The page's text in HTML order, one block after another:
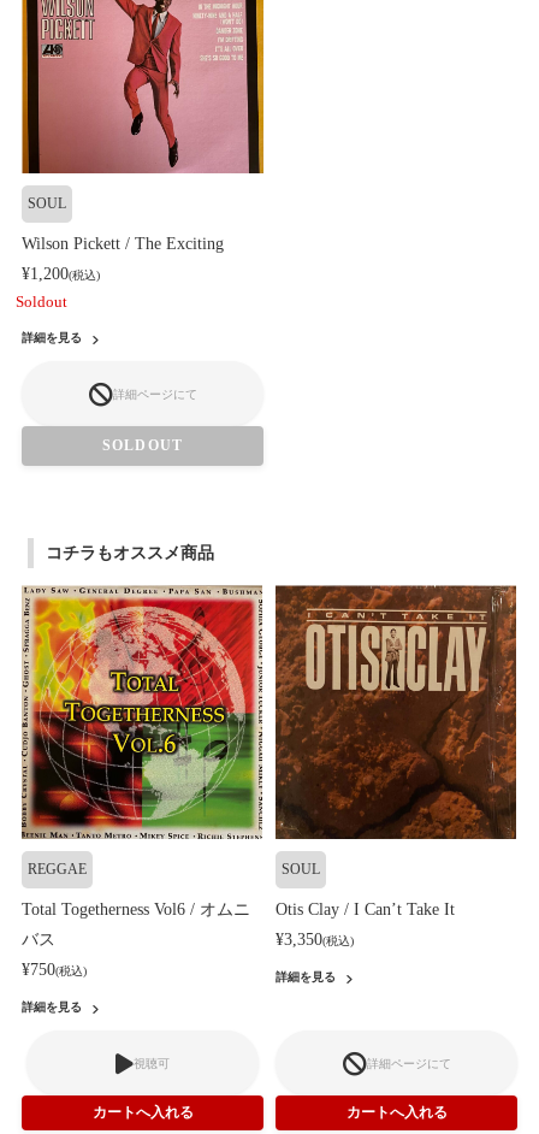
SOUL
Wilson Pickett / The Exciting
¥1,200(税込)
Soldout
詳細を見る
詳細ページにて
SOLDOUT
コチラもオススメ商品
REGGAE
Total Togetherness Vol6 / オムニ
バス
¥750(税込)
詳細を見る
視聴可
SOUL
Otis Clay / I Can’t Take It
¥3,350(税込)
詳細を見る
詳細ページにて